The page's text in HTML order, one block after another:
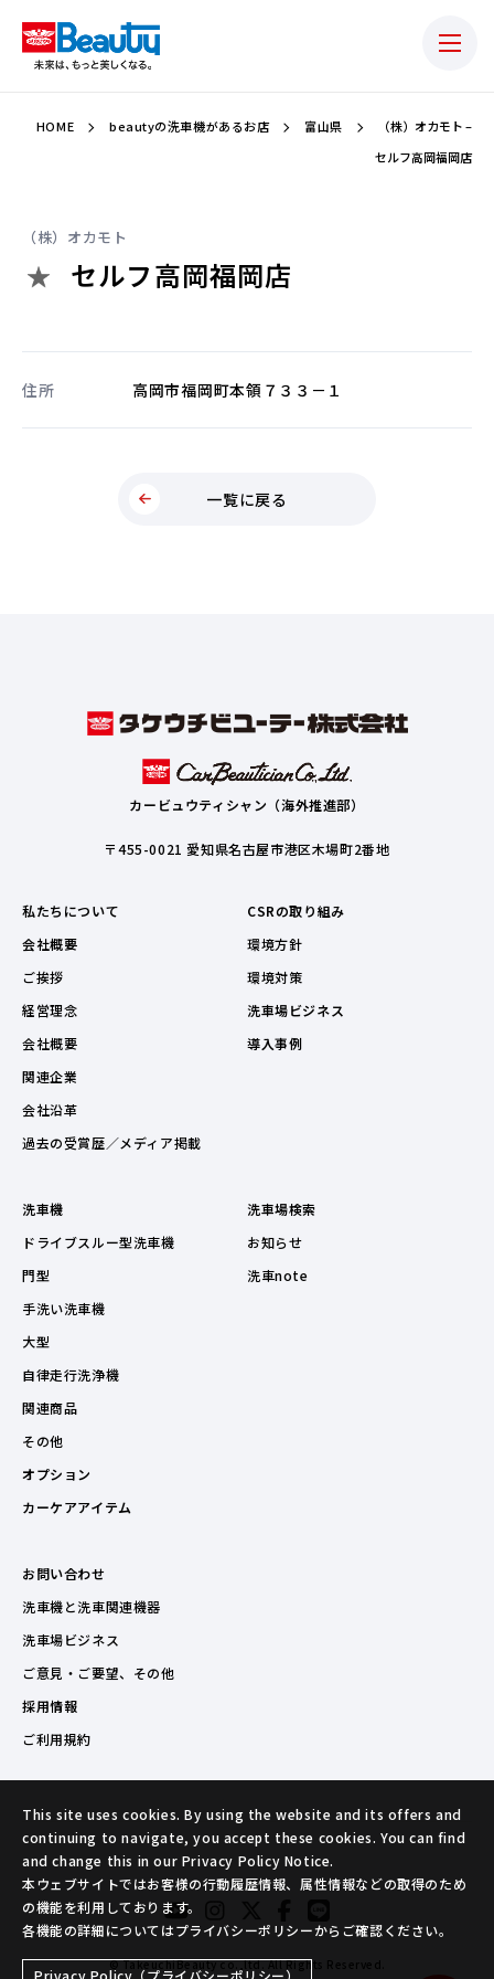
HOME beautyの洗車機があるお店 富山県
（株）オカモト –
セルフ高岡福岡店
（株）オカモト
セルフ高岡福岡店
住所 高岡市福岡町本領７３３－１
一覧に戻る
カービュウティシャン（海外推進部）
〒455-0021 愛知県名古屋市港区木場町2番地
私たちについて
会社概要
ご挨拶
経営理念
会社概要
関連企業
会社沿革
過去の受賞歴／メディア掲載
CSRの取り組み
環境方針
環境対策
洗車場ビジネス
導入事例
洗車機
ドライブスルー型洗車機
門型
手洗い洗車機
大型
自律走行洗浄機
関連商品
その他
オプション
カーケアアイテム
洗車場検索
お知らせ
洗車note
お問い合わせ
洗車機と洗車関連機器
洗車場ビジネス
ご意見・ご要望、その他
採用情報
ご利用規約
© TakeuchiBeauty co.,ltd. All Rights Reserved.
This site uses cookies. By using the website and its offers and
continuing to navigate, you accept these cookies. You can find
and change this in our Privacy Policy Notice.
本ウェブサイトではお客様の行動履歴情報、属性情報などの取得のため
の機能を利用しております。
各機能の詳細についてはプライバシーポリシーからご確認ください。
Privacy Policy（プライバシーポリシー）